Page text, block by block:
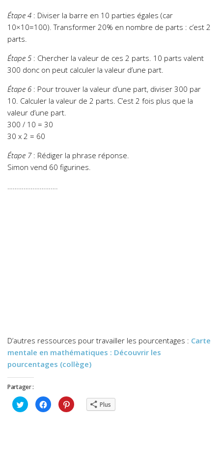
Étape 4 : Diviser la barre en 10 parties égales (car
10×10=100). Transformer 20% en nombre de parts : c’est 2
parts.
Étape 5 : Chercher la valeur de ces 2 parts. 10 parts valent
300 donc on peut calculer la valeur d’une part.
Étape 6 : Pour trouver la valeur d’une part, diviser 300 par
10. Calculer la valeur de 2 parts. C’est 2 fois plus que la
valeur d’une part.
300 / 10 = 30
30 x 2 = 60
Étape 7: Rédiger la phrase réponse.
Simon vend 60 figurines.
……………………….
D’autres ressources pour travailler les pourcentages : Carte
mentale en mathématiques : Découvrir les
pourcentages (collège)
Partager :
Cliquez
pour
partager
Cliquez
pour
partager
Cliquez
pour Plus